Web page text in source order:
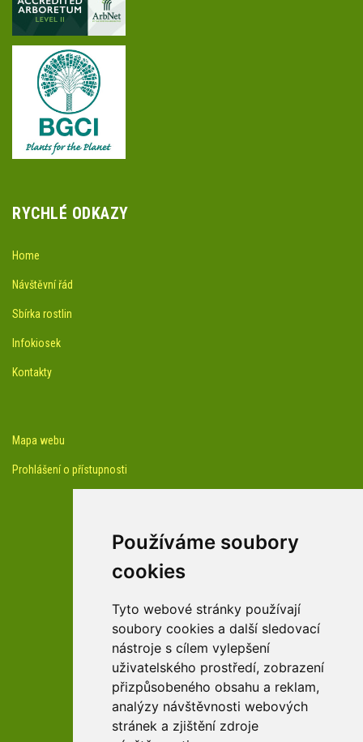
Používáme soubory
cookies
Tyto webové stránky používají
soubory cookies a další sledovací
nástroje s cílem vylepšení
uživatelského prostředí, zobrazení
přizpůsobeného obsahu a reklam,
analýzy návštěvnosti webových
stránek a zjištění zdroje
RYCHLÉ ODKAZY
Home
Návštěvní řád
Sbírka rostlin
Infokiosek
Kontakty
Mapa webu
Prohlášení o přístupnosti
Youtube kanál arboreta